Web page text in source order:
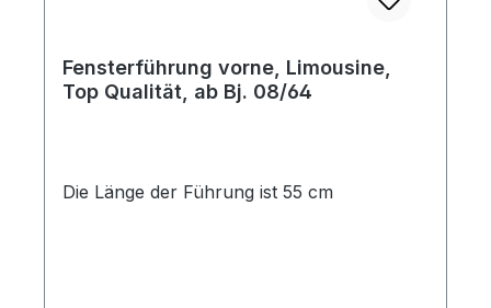
Fensterführung vorne, Limousine,
Top Qualität, ab Bj. 08/64
Die Länge der Führung ist 55 cm